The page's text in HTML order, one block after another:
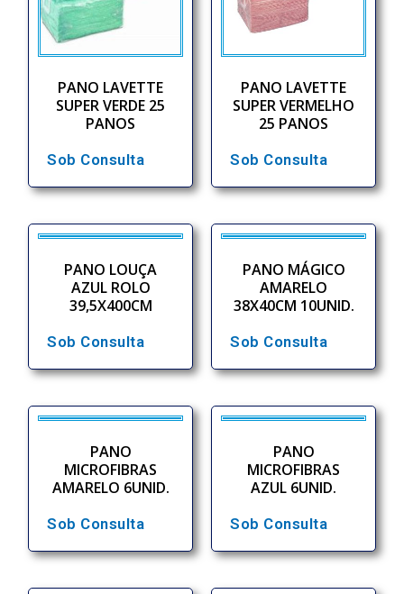
PANO LAVETTE
SUPER VERDE 25
PANOS
Sob Consulta
PANO LAVETTE
SUPER VERMELHO
25 PANOS
Sob Consulta
PANO LOUÇA
AZUL ROLO
39,5X400CM
Sob Consulta
PANO MÁGICO
AMARELO
38X40CM 10UNID.
Sob Consulta
PANO
MICROFIBRAS
AMARELO 6UNID.
Sob Consulta
PANO
MICROFIBRAS
AZUL 6UNID.
Sob Consulta